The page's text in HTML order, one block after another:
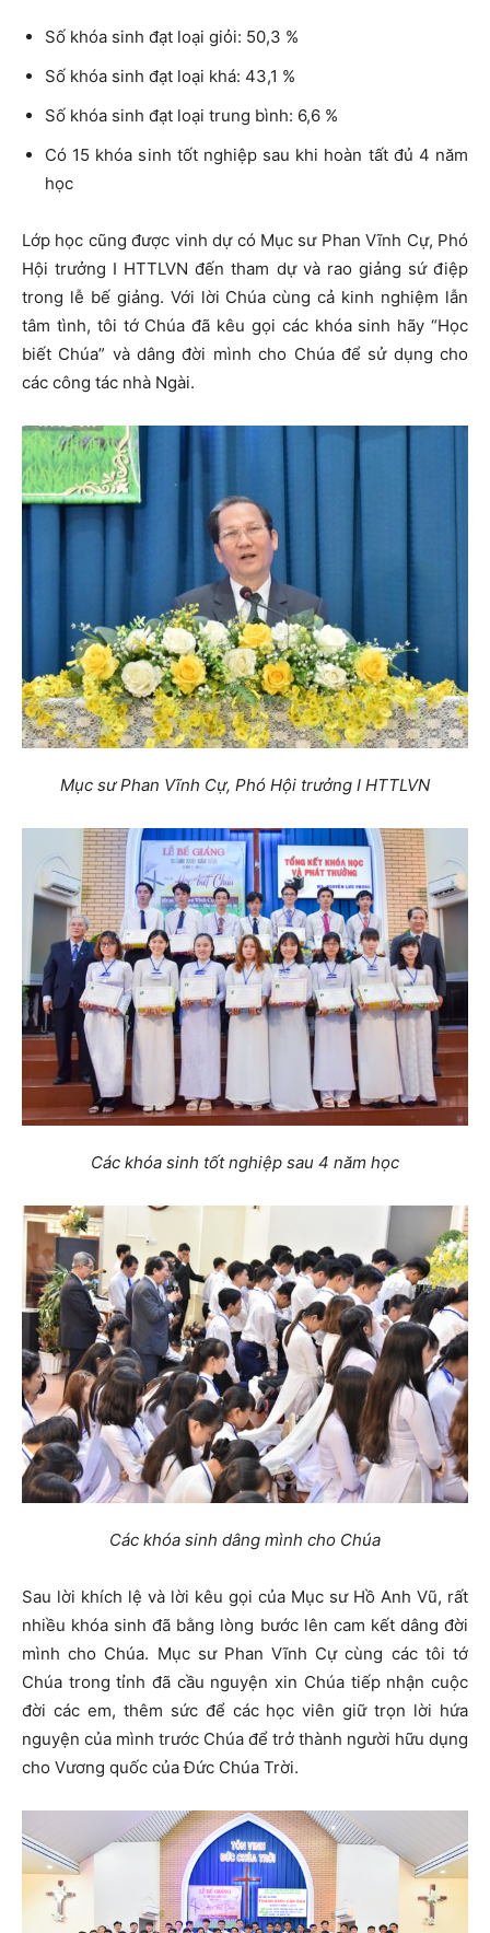
Số khóa sinh đạt loại giỏi: 50,3 %
Số khóa sinh đạt loại khá: 43,1 %
Số khóa sinh đạt loại trung bình: 6,6 %
Có 15 khóa sinh tốt nghiệp sau khi hoàn tất đủ 4 năm
học
Lớp học cũng được vinh dự có Mục sư Phan Vĩnh Cự, Phó
Hội trưởng I HTTLVN đến tham dự và rao giảng sứ điệp
trong lễ bế giảng. Với lời Chúa cùng cả kinh nghiệm lẫn
tâm tình, tôi tớ Chúa đã kêu gọi các khóa sinh hãy “Học
biết Chúa” và dâng đời mình cho Chúa để sử dụng cho
các công tác nhà Ngài.
Mục sư Phan Vĩnh Cự, Phó Hội trưởng I HTTLVN
Các khóa sinh tốt nghiệp sau 4 năm học
Các khóa sinh dâng mình cho Chúa
Sau lời khích lệ và lời kêu gọi của Mục sư Hồ Anh Vũ, rất
nhiều khóa sinh đã bằng lòng bước lên cam kết dâng đời
mình cho Chúa. Mục sư Phan Vĩnh Cự cùng các tôi tớ
Chúa trong tỉnh đã cầu nguyện xin Chúa tiếp nhận cuộc
đời các em, thêm sức để các học viên giữ trọn lời hứa
nguyện của mình trước Chúa để trở thành người hữu dụng
cho Vương quốc của Đức Chúa Trời.